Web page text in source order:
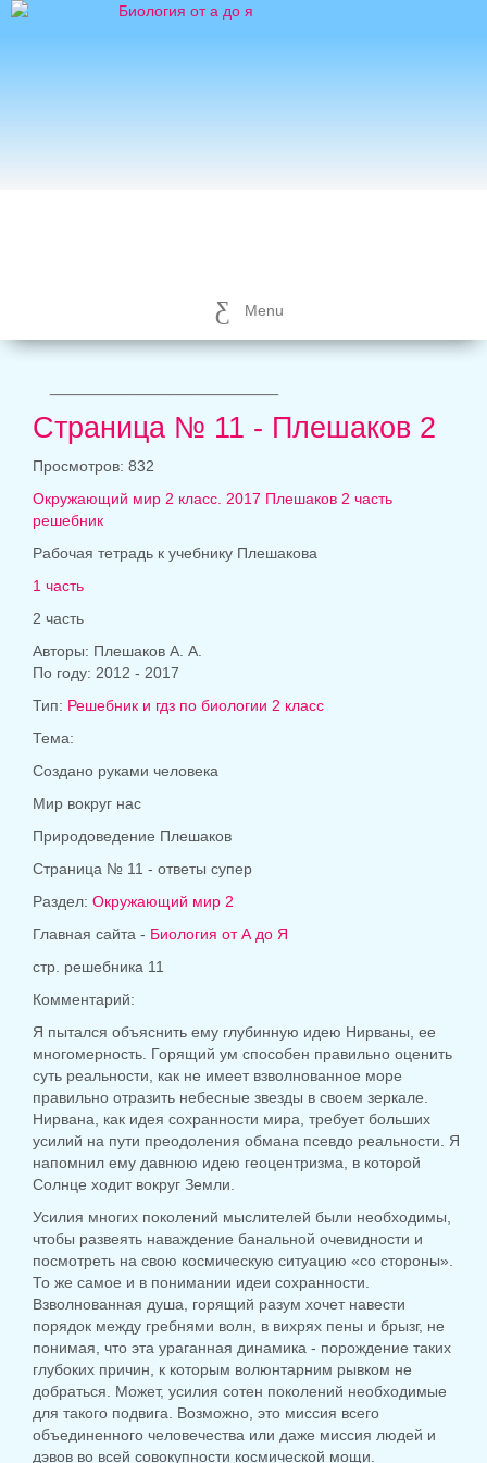
Menu
Страница № 11 - Плешаков 2
Просмотров: 832
Окружающий мир 2 класс. 2017 Плешаков 2 часть
решебник
Рабочая тетрадь к учебнику Плешакова
1 часть
2 часть
Авторы: Плешаков А. А.
По году: 2012 - 2017
Тип: Решебник и гдз по биологии 2 класс
Тема:
Создано руками человека
Мир вокруг нас
Природоведение Плешаков
Страница № 11 - ответы супер
Раздел: Окружающий мир 2
Главная сайта - Биология от А до Я
стр. решебника 11
Комментарий:
Я пытался объяснить ему глубинную идею Нирваны, ее
многомерность. Горящий ум способен правильно оценить
суть реальности, как не имеет взволнованное море
правильно отразить небесные звезды в своем зеркале.
Нирвана, как идея сохранности мира, требует больших
усилий на пути преодоления обмана псевдо реальности. Я
напомнил ему давнюю идею геоцентризма, в которой
Солнце ходит вокруг Земли.
Усилия многих поколений мыслителей были необходимы,
чтобы развеять наваждение банальной очевидности и
посмотреть на свою космическую ситуацию «со стороны».
То же самое и в понимании идеи сохранности.
Взволнованная душа, горящий разум хочет навести
порядок между гребнями волн, в вихрях пены и брызг, не
понимая, что эта ураганная динамика - порождение таких
глубоких причин, к которым волюнтарним рывком не
добраться. Может, усилия сотен поколений необходимые
для такого подвига. Возможно, это миссия всего
объединенного человечества или даже миссия людей и
дэвов во всей совокупности космической мощи.